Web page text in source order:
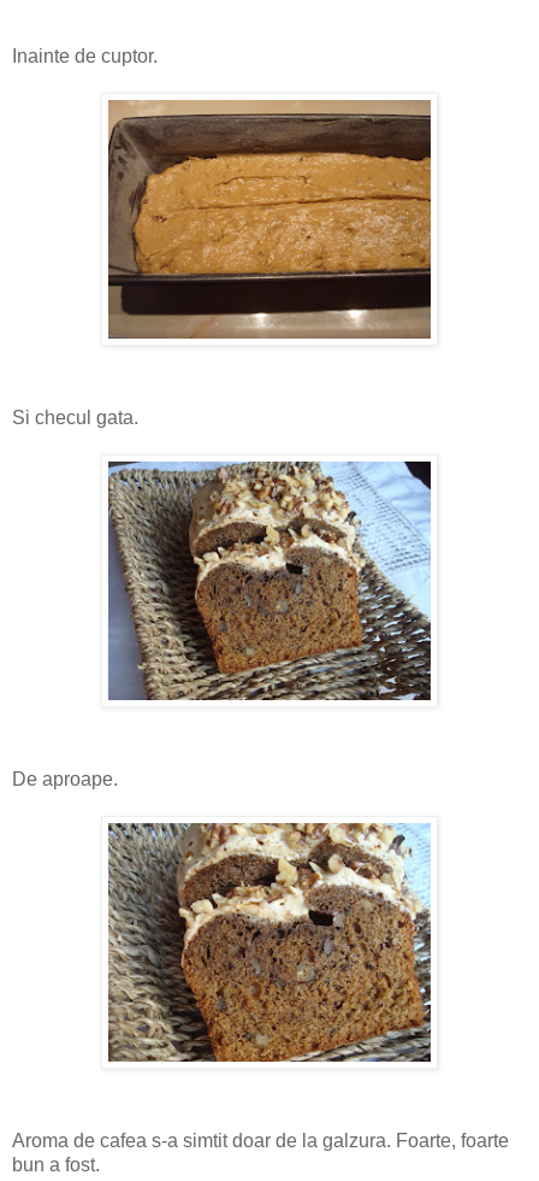
Inainte de cuptor.
Si checul gata.
De aproape.
Aroma de cafea s-a simtit doar de la galzura. Foarte, foarte
bun a fost.